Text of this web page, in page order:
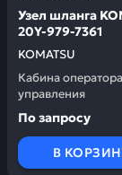
KOMATSU
Узел шланга
20Y-979-7361
Кабина
управления
По запросу
В